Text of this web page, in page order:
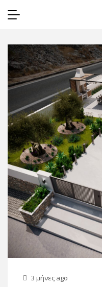
3 μήνες ago